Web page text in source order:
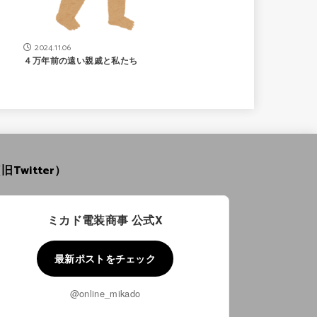
2024.11.06
４万年前の遠い親戚と私たち
Twitter）
ミカド電装商事 公式X
最新ポストをチェック
@online_mikado